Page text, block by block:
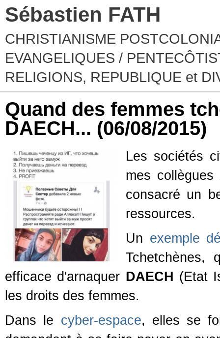
Sébastien FATH
CHRISTIANISME
EVANGELIQUES /
RELIGIONS, REPUBLIQUE et
Quand des femmes
DAECH... (06/08/2015)
Les sociétés
mes collègues
consacré un
ressources.
Un exemple
Tchetchènes,
efficace d'arnaquer DAECH (Etat
les droits des femmes.
Dans le cyber-espace, elles se